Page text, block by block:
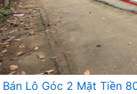
Bán Lô Góc 2 Mặt Tiền